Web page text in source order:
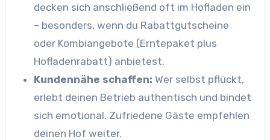
decken sich anschließend oft im Hofladen ein
– besonders, wenn du Rabatt­gutscheine
oder Kombiangebote (Erntepaket plus
Hofladenrabatt) anbietest.
Kundennähe schaffen: Wer selbst pflückt,
erlebt deinen Betrieb authentisch und bindet
sich emotional. Zufriedene Gäste empfehlen
deinen Hof weiter.